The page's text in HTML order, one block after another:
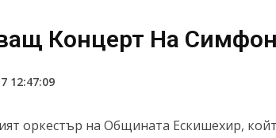
Концерт На
12:47:09
оркестър на Общината Ескишехир,